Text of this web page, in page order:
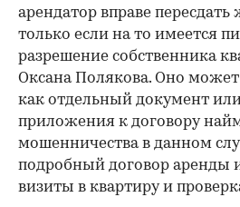
арендатор вправе
только если на то имеется
разрешение собственника
Оксана Полякова. Оно
как отдельный документ
приложения к договору
мошенничества в данном
подробный договор аренды
визиты в квартиру и